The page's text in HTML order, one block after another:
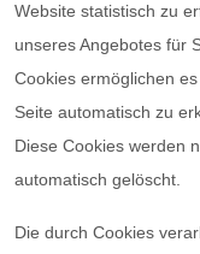
Website statistisch zu
unseres Angebotes für
Cookies ermöglichen
Seite automatisch zu
Diese Cookies werden
automatisch gelöscht.
Die durch Cookies